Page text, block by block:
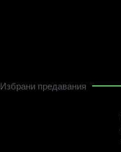
Избрани предавания